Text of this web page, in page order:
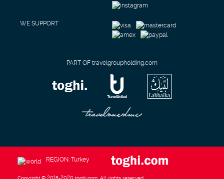
WE SUPPORT
PART OF travelgroupholding.com
REGION: Turkey
Copyright © 2018-2020 toghi.com. All rights reserved